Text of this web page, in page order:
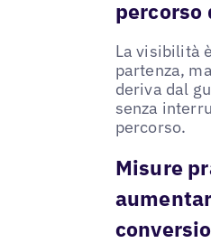
percorso
La visibilità
partenza,
deriva dal
senza
percorso.
Misure